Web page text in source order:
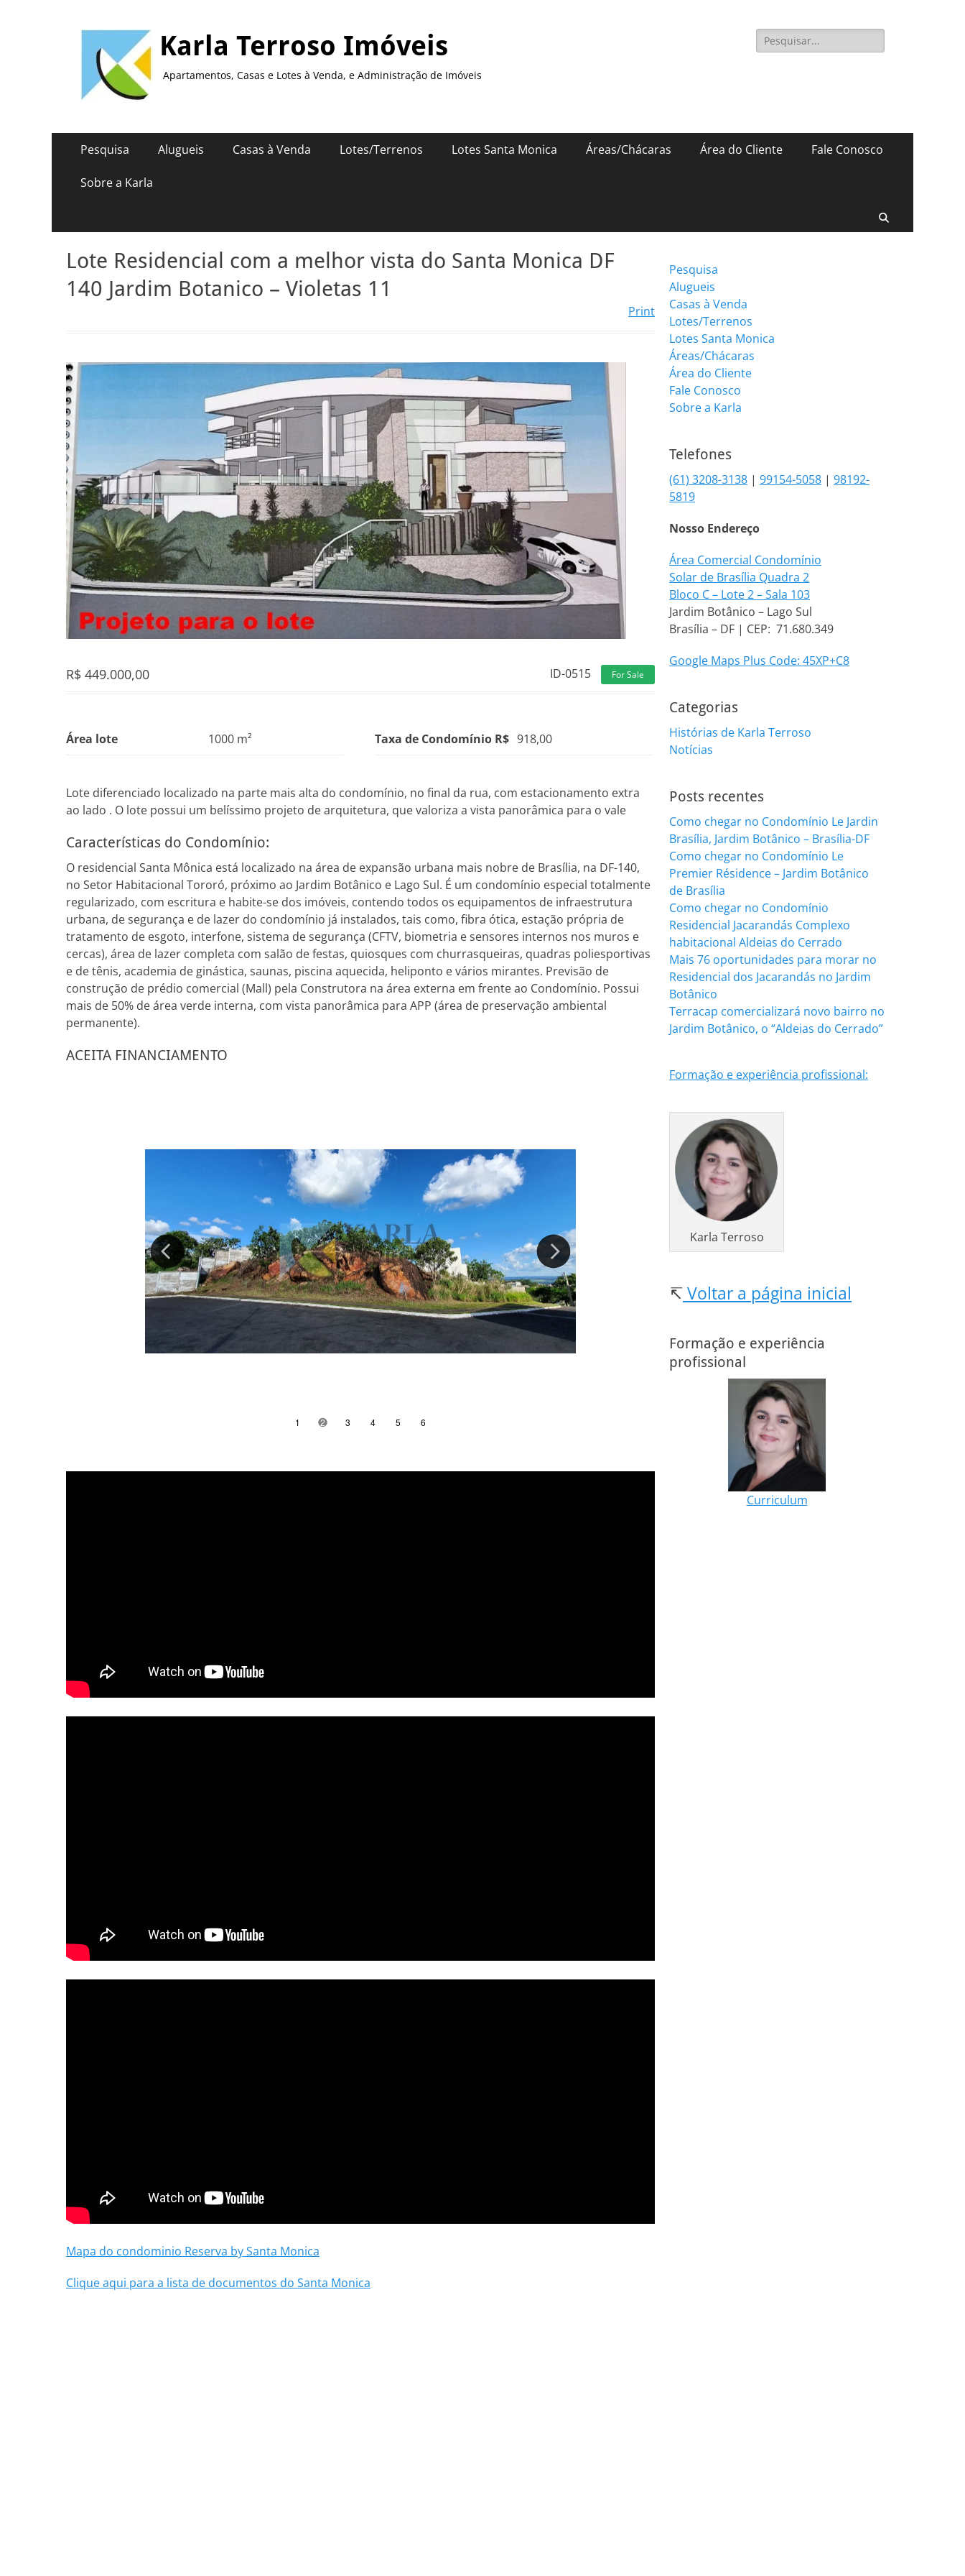
Karla Terroso Imóveis
Apartamentos, Casas e Lotes à Venda, e Administração de Imóveis
Pesquisar
por:
Menu
para
Pesquisa Alugueis Casas à Venda Lotes/Terrenos Lotes Santa Monica Áreas/Chácaras Área do Cliente Fale Conosco
Sobre a Karla
Lote Residencial com a melhor vista do Santa Monica DF
140 Jardim Botanico – Violetas 11
Print
R$ 449.000,00 ID-0515 For Sale
Área lote 1000 m² Taxa de Condomínio R$ 918,00
Lote diferenciado localizado na parte mais alta do condomínio, no final da rua, com estacionamento extra
ao lado . O lote possui um belíssimo projeto de arquitetura, que valoriza a vista panorâmica para o vale
Características do Condomínio:
O residencial Santa Mônica está localizado na área de expansão urbana mais nobre de Brasília, na DF-140,
no Setor Habitacional Tororó, próximo ao Jardim Botânico e Lago Sul. É um condomínio especial totalmente
regularizado, com escritura e habite-se dos imóveis, contendo todos os equipamentos de infraestrutura
urbana, de segurança e de lazer do condomínio já instalados, tais como, fibra ótica, estação própria de
tratamento de esgoto, interfone, sistema de segurança (CFTV, biometria e sensores internos nos muros e
cercas), área de lazer completa com salão de festas, quiosques com churrasqueiras, quadras poliesportivas
e de tênis, academia de ginástica, saunas, piscina aquecida, heliponto e vários mirantes. Previsão de
construção de prédio comercial (Mall) pela Construtora na área externa em frente ao Condomínio. Possui
mais de 50% de área verde interna, com vista panorâmica para APP (área de preservação ambiental
permanente).
ACEITA FINANCIAMENTO
Mapa do condominio Reserva by Santa Monica
Clique aqui para a lista de documentos do Santa Monica
Pesquisa
Alugueis
Casas à Venda
Lotes/Terrenos
Lotes Santa Monica
Áreas/Chácaras
Área do Cliente
Fale Conosco
Sobre a Karla
Telefones
(61) 3208-3138 | 99154-5058 | 98192-
5819
Nosso Endereço
Área Comercial Condomínio
Solar de Brasília Quadra 2
Bloco C – Lote 2 – Sala 103
Jardim Botânico – Lago Sul
Brasília – DF | CEP: 71.680.349
Google Maps Plus Code: 45XP+C8
Categorias
Histórias de Karla Terroso
Notícias
Posts recentes
Como chegar no Condomínio Le Jardin
Brasília, Jardim Botânico – Brasília-DF
Como chegar no Condomínio Le
Premier Résidence – Jardim Botânico
de Brasília
Como chegar no Condomínio
Residencial Jacarandás Complexo
habitacional Aldeias do Cerrado
Mais 76 oportunidades para morar no
Residencial dos Jacarandás no Jardim
Botânico
Terracap comercializará novo bairro no
Jardim Botânico, o “Aldeias do Cerrado”
Formação e experiência profissional:
Karla Terroso
↸ Voltar a página inicial
Formação e experiência
profissional
Curriculum